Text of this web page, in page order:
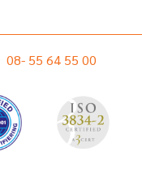
08- 55 64 55 00